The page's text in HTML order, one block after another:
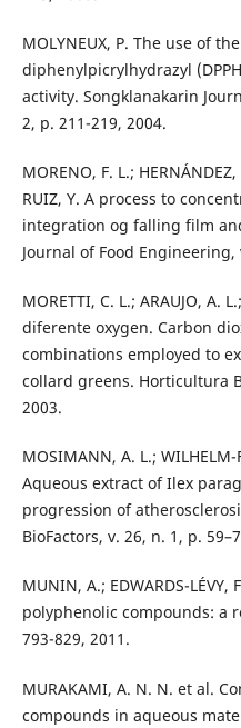
MOLYNEUX, P. The use of
diphenylpicrylhydrazyl
activity. Songklanakarin
2, p. 211-219, 2004.
MORENO, F. L.;
RUIZ, Y. A process to
integration og falling film
Journal of Food Engineering,
MORETTI, C. L.; ARAUJO, A.
diferente oxygen. Carbon
combinations employed to
collard greens. Horticultura
2003.
MOSIMANN, A. L.; WILHELM-
Aqueous extract of Ilex
progression of
BioFactors, v. 26, n. 1, p.
MUNIN, A.; EDWARDS-
polyphenolic compounds: a
793-829, 2011.
MURAKAMI, A. N. N. et al.
compounds in aqueous